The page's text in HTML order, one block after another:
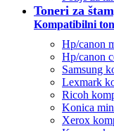
Toneri za
Kompatibilni
Hp/canon
Hp/canon
Samsung
Lexmark
Ricoh
Konica
Xerox